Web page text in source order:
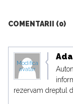
COMENTARII (0)
Modifica
avatar
rezervam dreptul